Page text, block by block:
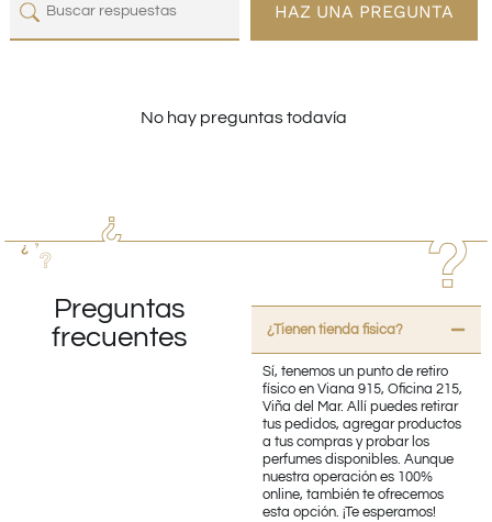
HAZ UNA PREGUNTA
No hay preguntas todavía
Preguntas
frecuentes
¿Tienen tienda fisica?
Sí, tenemos un punto de retiro
físico en Viana 915, Oficina 215,
Viña del Mar. Allí puedes retirar
tus pedidos, agregar productos
a tus compras y probar los
perfumes disponibles. Aunque
nuestra operación es 100%
online, también te ofrecemos
esta opción. ¡Te esperamos!